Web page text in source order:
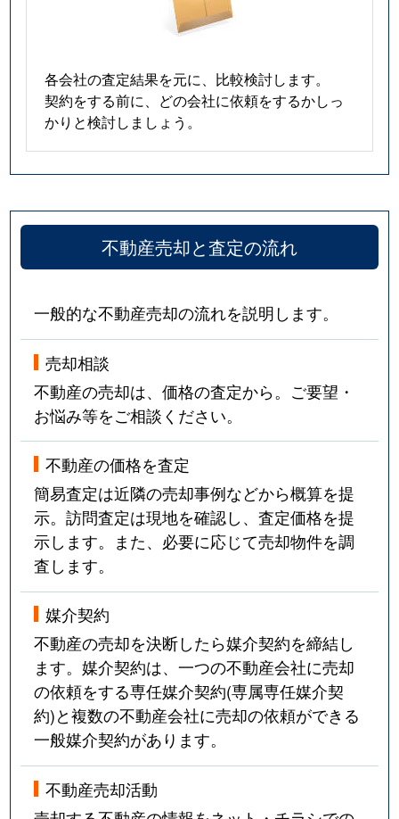
各会社の査定結果を元に、比較検討します。
契約をする前に、どの会社に依頼をするかしっ
かりと検討しましょう。
不動産売却と査定の流れ
一般的な不動産売却の流れを説明します。
売却相談
不動産の売却は、価格の査定から。ご要望・
お悩み等をご相談ください。
不動産の価格を査定
簡易査定は近隣の売却事例などから概算を提
示。訪問査定は現地を確認し、査定価格を提
示します。また、必要に応じて売却物件を調
査します。
媒介契約
不動産の売却を決断したら媒介契約を締結し
ます。媒介契約は、一つの不動産会社に売却
の依頼をする専任媒介契約(専属専任媒介契
約)と複数の不動産会社に売却の依頼ができる
一般媒介契約があります。
不動産売却活動